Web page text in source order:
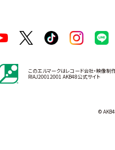
このエルマークはレコード会社・映像制
RIAJ20012001 AKB48公式サイト
©